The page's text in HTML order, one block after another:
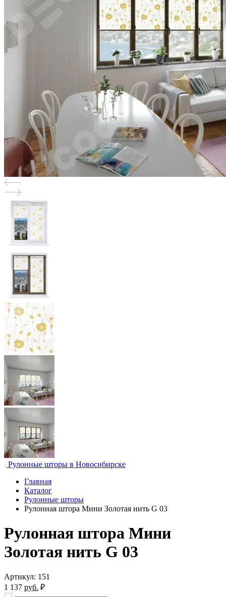
Рулонные шторы в Новосибирске
Главная
Каталог
Рулонные шторы
Рулонная штора Мини Золотая нить G 03
Рулонная штора Мини
Золотая нить G 03
Артикул: 151
1 137 руб. ₽